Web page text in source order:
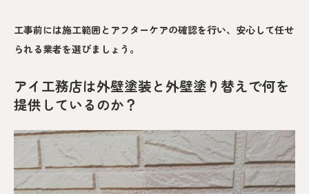
工事前には施工範囲とアフターケアの確認を行い、安心して任せ
られる業者を選びましょう。
アイ工務店は外壁塗装と外壁塗り替えで何を
提供しているのか？